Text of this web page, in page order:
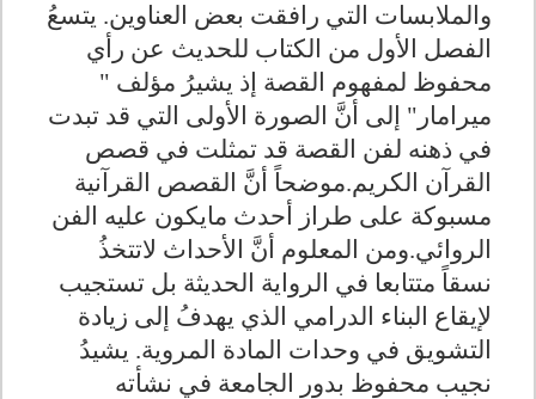
والملابسات التي رافقت بعض العناوين. يتسعُ
الفصل الأول من الكتاب للحديث عن رأي
محفوظ لمفهوم القصة إذ يشيرُ مؤلف "
ميرامار" إلى أنَّ الصورة الأولى التي قد تبدت
في ذهنه لفن القصة قد تمثلت في قصص
القرآن الكريم.موضحاً أنَّ القصص القرآنية
مسبوكة على طراز أحدث مايكون عليه الفن
الروائي.ومن المعلوم أنَّ الأحداث لاتتخذُ
نسقاً متتابعا في الرواية الحديثة بل تستجيب
لإيقاع البناء الدرامي الذي يهدفُ إلى زيادة
التشويق في وحدات المادة المروية. يشيدُ
نجيب محفوظ بدور الجامعة في نشأته